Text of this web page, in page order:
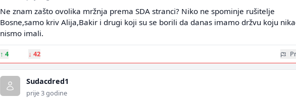
Ne znam zašto ovolika mržnja prema SDA stranci? Niko ne spominje rušitelje
Bosne,samo kriv Alija,Bakir i drugi koji su se borili da danas imamo držvu koju
nismo imali.
↑ 4 ↓ 42
Sudacdred1
prije 3 godine